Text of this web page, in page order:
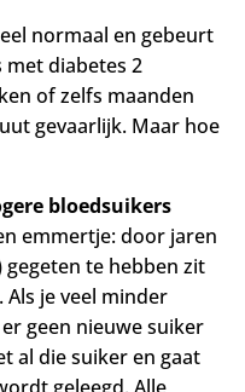
normaal en gebeurt
met diabetes 2
of zelfs maanden
gevaarlijk. Maar hoe
bloedsuikers
emmertje: door jaren
te hebben zit
je veel minder
geen nieuwe suiker
al die suiker en gaat